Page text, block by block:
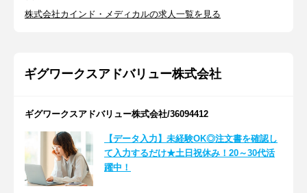
株式会社カインド・メディカルの求人一覧を見る
ギグワークスアドバリュー株式会社
ギグワークスアドバリュー株式会社/36094412
【データ入力】未経験OK◎注文書を確認し
て入力するだけ★土日祝休み！20～30代活
躍中！